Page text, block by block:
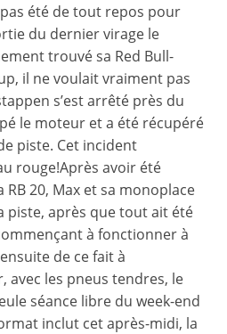
été de tout repos pour
du dernier virage le
trouvé sa Red Bull-
il ne voulait vraiment pas
s’est arrêté près du
le moteur et a été récupéré
piste. Cet incident
rouge!Après avoir été
20, Max et sa monoplace
piste, après que tout ait été
à fonctionner à
de ce fait à
avec les pneus tendres, le
séance libre du week-end
inclut cet après-midi, la